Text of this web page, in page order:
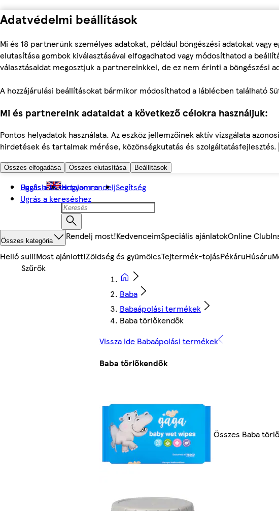
Adatvédelmi beállítások
Mi és 18 partnerünk személyes adatokat, például böngészési adatokat vagy
elutasítása gombok kiválasztásával elfogadhatod vagy módosíthatod a
választásaidat megosztjuk a partnereinkkel, de ez nem érinti a böngészési
A hozzájárulási beállításokat bármikor módosíthatod a láblécben található
Mi és partnereink adataidat a következő célokra használjuk:
Pontos helyadatok használata. Az eszköz jellemzőinek aktív vizsgálata
hirdetések és tartalmak mérése, közönségkutatás és szolgáltatásfejlesztés.
Összes elfogadása Összes elutasítása Beállítások
Ugrás a fő tartalomra
Ugrás a kereséshez
English Hogyan rendeljSegítség
Összes kategória Rendelj most!KedvenceimSpeciális ajánlatokOnline Club
Helló suli!Most ajánlott!Zöldség és gyümölcsTejtermék-tojásPékáruHúsáru
Baba
Babaápolási termékek
Baba törlőkendők
Vissza ide Babaápolási termékek
Baba törlőkendők
Összes Baba